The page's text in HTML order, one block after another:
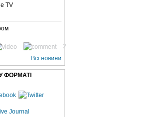
TV
2
Всі новини
ФОРМАТІ